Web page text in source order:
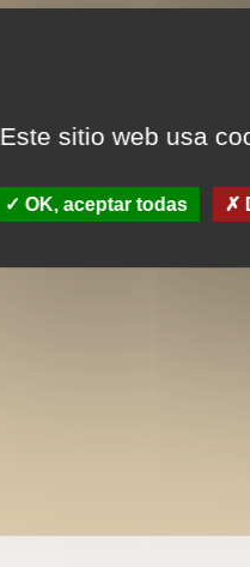
Este sitio web usa
OK, aceptar todas